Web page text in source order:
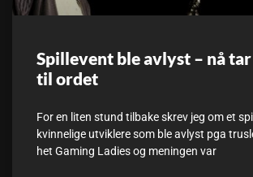
Spillevent ble avlyst – nå
til ordet
For en liten stund tilbake skrev jeg om et
kvinnelige utviklere som ble avlyst pga
het Gaming Ladies og meningen var